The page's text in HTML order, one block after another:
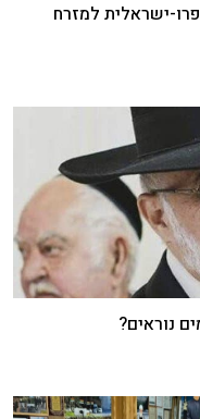
ישראלית למזרח
נוראים?